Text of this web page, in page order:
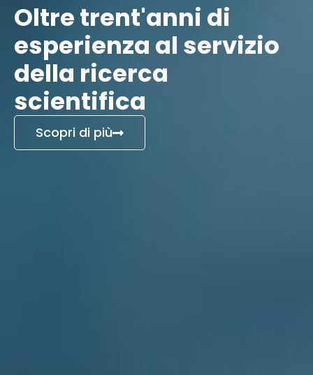
Oltre trent'anni di
esperienza al servizio
della ricerca
scientifica
Scopri di più